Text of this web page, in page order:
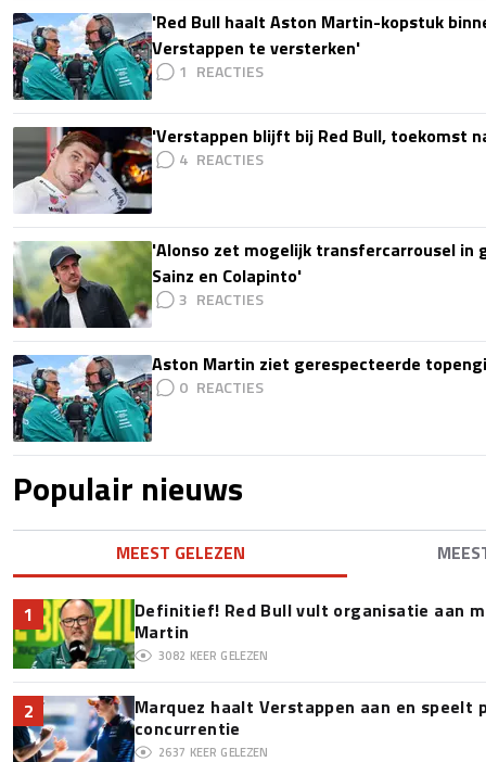
'Red Bull haalt Aston Martin-kopstuk
Verstappen te versterken'
1
'Verstappen blijft bij Red Bull, toekomst
4
'Alonso zet mogelijk transfercarrousel in
Sainz en Colapinto'
3
Aston Martin ziet gerespecteerde
0
Populair nieuws
MEEST GELEZEN
1
Definitief! Red Bull vult organisatie aan
Martin
3082 KEER GELEZEN
2
Marquez haalt Verstappen aan en speelt
concurrentie
2637 KEER GELEZEN